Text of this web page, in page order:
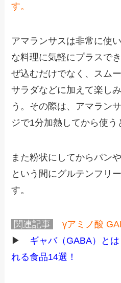
す。
アマランサスは非常に使
な料理に気軽にプラスで
ぜ込むだけでなく、スム
サラダなどに加えて楽し
う。その際は、アマラン
ジで1分加熱してから使う
また粉状にしてからパン
という間にグルテンフリ
す。
関連記事
γアミノ酸
▶ ギャバ（GABA）と
れる食品14選！